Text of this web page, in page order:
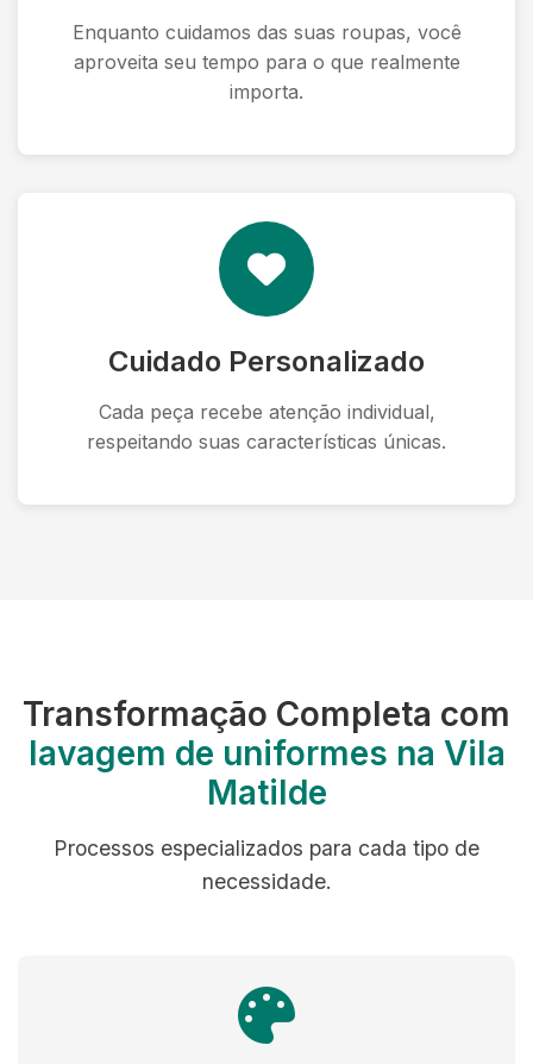
Enquanto cuidamos das suas roupas, você
aproveita seu tempo para o que realmente
importa.
Cuidado Personalizado
Cada peça recebe atenção individual,
respeitando suas características únicas.
Transformação Completa com
lavagem de uniformes na Vila
Matilde
Processos especializados para cada tipo de
necessidade.